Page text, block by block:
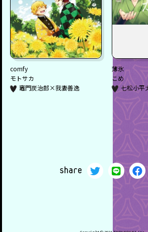
comfy
モトサカ
竈門炭治郎×我妻善逸
薄氷
こめ
七松小平
share